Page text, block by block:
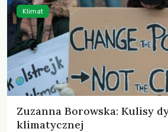
Zuzanna Borowska: Kulisy
klimatycznej
Klimat